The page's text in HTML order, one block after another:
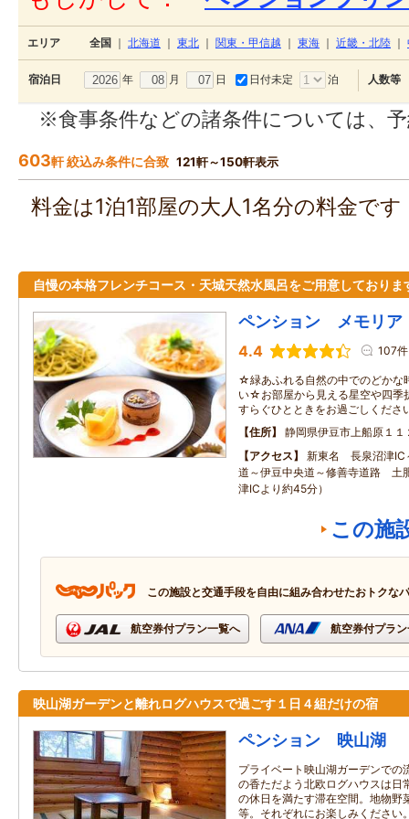
エリア 全国 北海道 東北 関東・甲信越 東海 近畿・北陸
宿泊日 年 月 日 日付未定 泊 人数等
※食事条件などの諸条件については、
603軒 絞込み条件に合致 121軒～150軒表示
料金は1泊1部屋の大人1名分の料金で
自慢の本格フレンチコース・天城天然水風呂をご用意しておりま
ペンション メモリア
4.4 107件
☆緑あふれる自然の中でのどかな
い☆お部屋から見える星空や四季
すらぐひとときをお過ごしくださ
住所
静岡県伊豆市上船原１１
アクセス
新東名 長泉沼津IC
道～伊豆中央道～修善寺道路 土
津ICより約45分）
この施
この施設と交通手段を自由に組み合わせたおトクな
航空券付プラン一覧へ 航空券付プラ
映山湖ガーデンと離れログハウスで過ごす１日４組だけの宿
ペンション 映山湖
プライベート映山湖ガーデンでの
の香ただよう北欧ログハウスは日
の休日を満たす滞在空間。地物野
等。それぞれにお楽しみください